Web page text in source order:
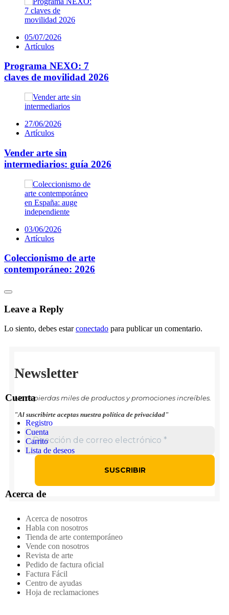
05/07/2026
Artículos
Programa NEXO: 7
claves de movilidad 2026
27/06/2026
Artículos
Vender arte sin
intermediarios: guía 2026
03/06/2026
Artículos
Coleccionismo de arte
contemporáneo: 2026
Leave a Reply
Lo siento, debes estarconectado para publicar un comentario.
Newsletter
No te pierdas miles de productos y promociones increíbles.
"Al suscribirte aceptas nuestra política de privacidad"
Cuenta
Registro
Cuenta
Carrito
Lista de deseos
Acerca de
Acerca de nosotros
Habla con nosotros
Tienda de arte contemporáneo
Vende con nosotros
Revista de arte
Pedido de factura oficial
Factura Fácil
Centro de ayudas
Hoja de reclamaciones